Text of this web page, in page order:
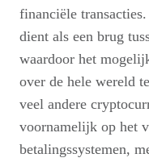
financiële
dient als een brug
waardoor het
over de hele wereld
veel andere
voornamelijk op het
betalingssystemen,